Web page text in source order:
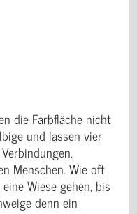
die Farbfläche nicht
und lassen vier
Menschen. Wie oft
Wiese gehen, bis
denn ein